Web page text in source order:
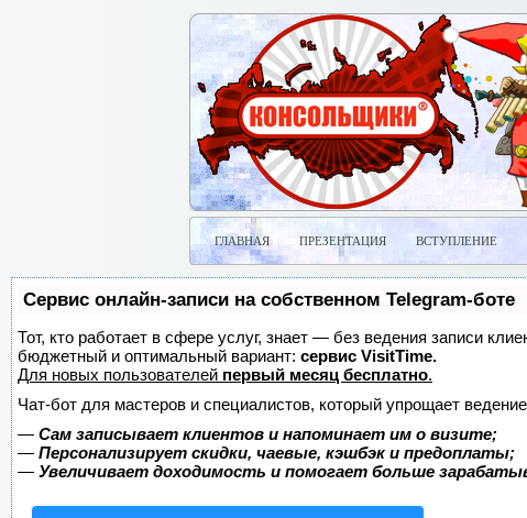
ГЛАВНАЯ ПРЕЗЕНТАЦИЯ ВСТУПЛЕНИЕ
Сервис онлайн-записи на собственном Telegram-боте
Тот, кто работает в сфере услуг, знает — без ведения записи
бюджетный и оптимальный вариант: сервис VisitTime.
Для новых пользователей первый месяц бесплатно.
Чат-бот для мастеров и специалистов, который упрощает
— Сам записывает клиентов и напоминает им о визите;
— Персонализирует скидки, чаевые, кэшбэк и предоплаты;
— Увеличивает доходимость и помогает больше